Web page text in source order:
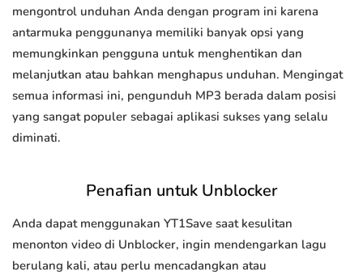
mengontrol unduhan Anda dengan program ini karena
antarmuka penggunanya memiliki banyak opsi yang
memungkinkan pengguna untuk menghentikan dan
melanjutkan atau bahkan menghapus unduhan. Mengingat
semua informasi ini, pengunduh MP3 berada dalam posisi
yang sangat populer sebagai aplikasi sukses yang selalu
diminati.
Penafian untuk Unblocker
Anda dapat menggunakan YT1Save saat kesulitan
menonton video di Unblocker, ingin mendengarkan lagu
berulang kali, atau perlu mencadangkan atau